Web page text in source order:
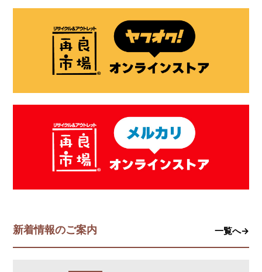
新着情報のご案内 一覧へ→